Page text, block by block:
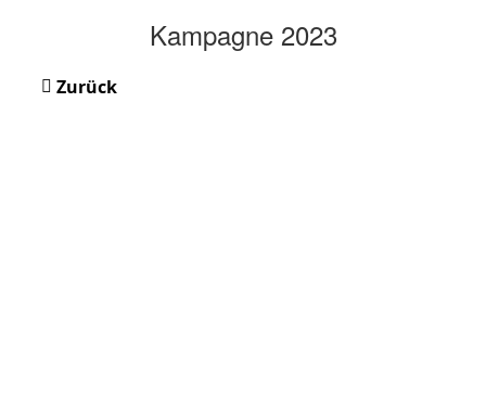
Kampagne 2023
Zurück